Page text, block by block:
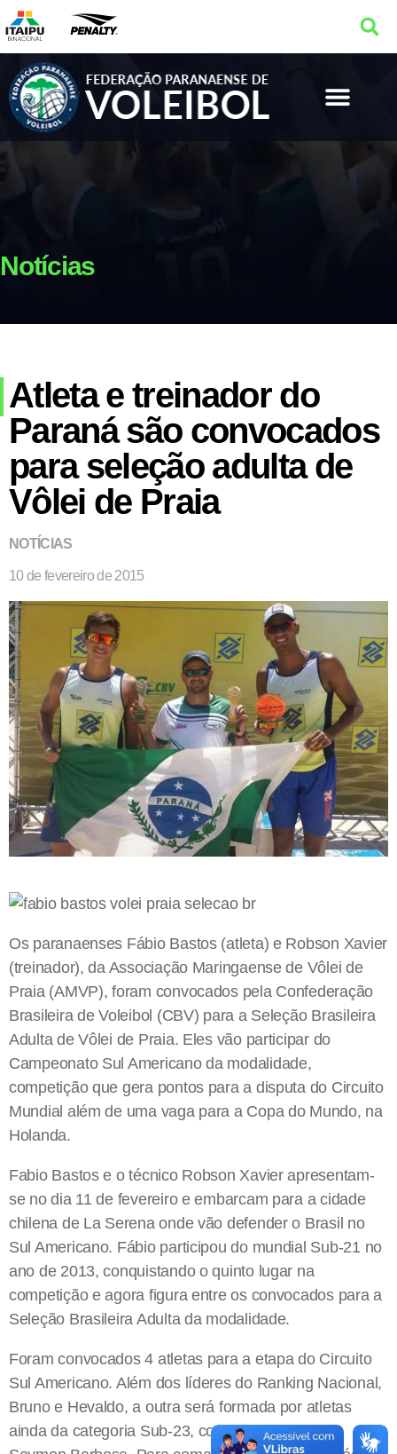
Notícias
Atleta e treinador do
Paraná são convocados
para seleção adulta de
Vôlei de Praia
NOTÍCIAS
10 de fevereiro de 2015
Os paranaenses Fábio Bastos (atleta) e Robson Xavier
(treinador), da Associação Maringaense de Vôlei de
Praia (AMVP), foram convocados pela Confederação
Brasileira de Voleibol (CBV) para a Seleção Brasileira
Adulta de Vôlei de Praia. Eles vão participar do
Campeonato Sul Americano da modalidade,
competição que gera pontos para a disputa do Circuito
Mundial além de uma vaga para a Copa do Mundo, na
Holanda.
Fabio Bastos e o técnico Robson Xavier apresentam-
se no dia 11 de fevereiro e embarcam para a cidade
chilena de La Serena onde vão defender o Brasil no
Sul Americano. Fábio participou do mundial Sub-21 no
ano de 2013, conquistando o quinto lugar na
competição e agora figura entre os convocados para a
Seleção Brasileira Adulta da modalidade.
Foram convocados 4 atletas para a etapa do Circuito
Sul Americano. Além dos líderes do Ranking Nacional,
Bruno e Hevaldo, a outra será formada por atletas
ainda da categoria Sub-23, com Fabio Bastos e